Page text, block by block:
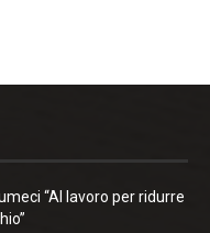
“Al lavoro per ridurre